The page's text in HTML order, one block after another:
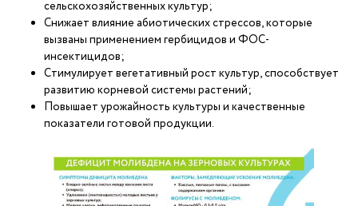
сельскохозяйственных культур;
Снижает влияние абиотических стрессов, которые
вызваны применением гербицидов и ФОС-
инсектицидов;
Стимулирует вегетативный рост культур, способствует
развитию корневой системы растений;
Повышает урожайность культуры и качественные
показатели готовой продукции.